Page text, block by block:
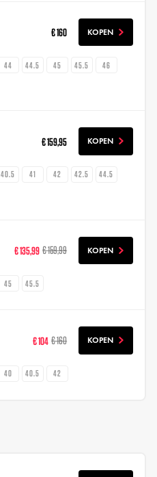
€ 160 KOPEN
44 44.5 45 45.5
46
€ 159,95 KOPEN
40.5 41 42 42.5
44.5
€ 135,99 € 159,99 KOPEN
45 45.5
€ 104 € 160 KOPEN
40 40.5 42